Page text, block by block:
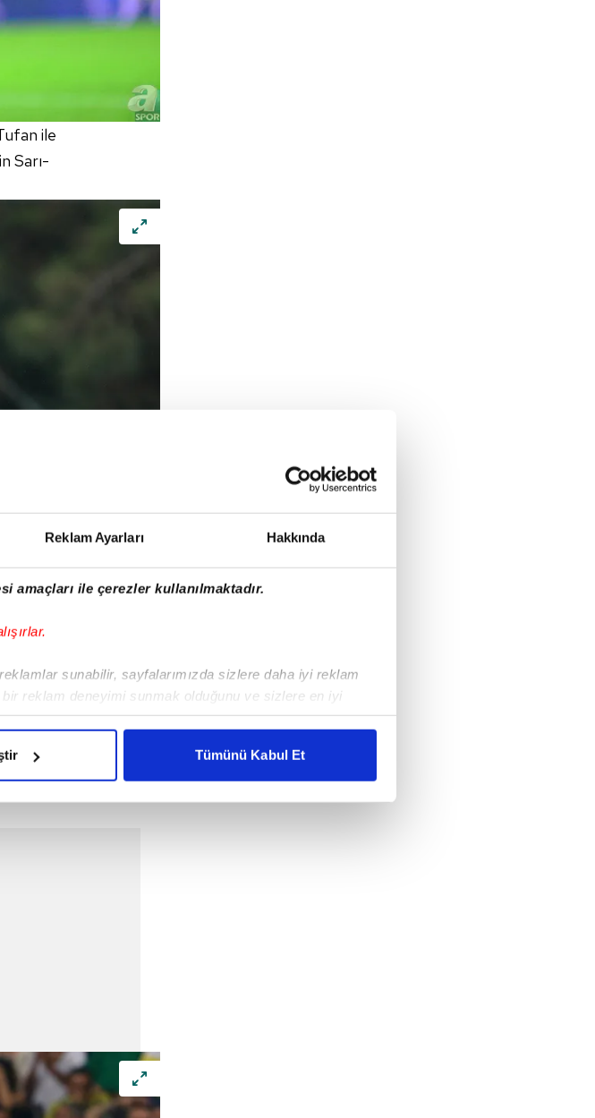
Reklam Ayarları Hakkında
ile çerezler kullanılmaktadır.
sunabilir, sayfalarımızda sizlere daha iyi reklam
reklam deneyimi sunmak olduğunu ve sizlere en iyi
bu noktada, reklamların maliyetlerimizi karşılamak
kullanıcılara hedefli reklamlar gösterilmeyecektir."
ve üçüncü kişilere ait çerezler kullanılmaktadır. Bu
Tümünü Kabul Et
ile
Sarı-
isteyen